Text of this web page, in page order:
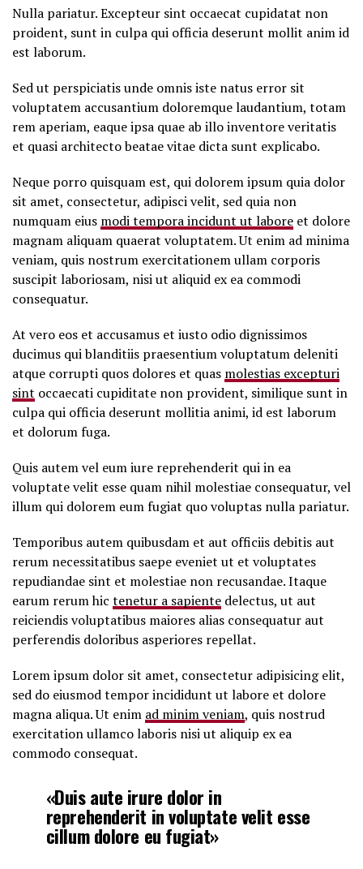
Nulla pariatur. Excepteur sint occaecat cupidatat non
proident, sunt in culpa qui officia deserunt mollit anim id
est laborum.
Sed ut perspiciatis unde omnis iste natus error sit
voluptatem accusantium doloremque laudantium, totam
rem aperiam, eaque ipsa quae ab illo inventore veritatis
et quasi architecto beatae vitae dicta sunt explicabo.
Neque porro quisquam est, qui dolorem ipsum quia dolor
sit amet, consectetur, adipisci velit, sed quia non
numquam eius modi tempora incidunt ut labore et dolore
magnam aliquam quaerat voluptatem. Ut enim ad minima
veniam, quis nostrum exercitationem ullam corporis
suscipit laboriosam, nisi ut aliquid ex ea commodi
consequatur.
At vero eos et accusamus et iusto odio dignissimos
ducimus qui blanditiis praesentium voluptatum deleniti
atque corrupti quos dolores et quas molestias excepturi
sint occaecati cupiditate non provident, similique sunt in
culpa qui officia deserunt mollitia animi, id est laborum
et dolorum fuga.
Quis autem vel eum iure reprehenderit qui in ea
voluptate velit esse quam nihil molestiae consequatur, vel
illum qui dolorem eum fugiat quo voluptas nulla pariatur.
Temporibus autem quibusdam et aut officiis debitis aut
rerum necessitatibus saepe eveniet ut et voluptates
repudiandae sint et molestiae non recusandae. Itaque
earum rerum hic tenetur a sapiente delectus, ut aut
reiciendis voluptatibus maiores alias consequatur aut
perferendis doloribus asperiores repellat.
Lorem ipsum dolor sit amet, consectetur adipisicing elit,
sed do eiusmod tempor incididunt ut labore et dolore
magna aliqua. Ut enim ad minim veniam, quis nostrud
exercitation ullamco laboris nisi ut aliquip ex ea
commodo consequat.
«Duis aute irure dolor in
reprehenderit in voluptate velit esse
cillum dolore eu fugiat»